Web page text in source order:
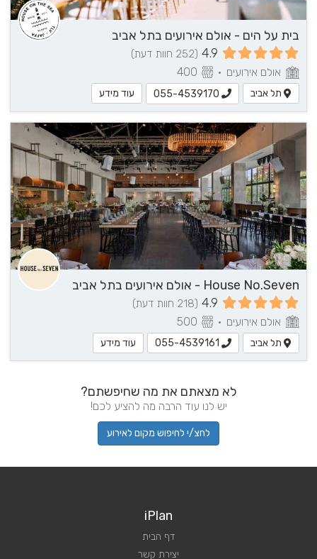
בית על הים - אולם אירועים בתל אביב
4.9 (252 חוות דעת)
אולם אירועים •
תל אביב 055-4539170 עוד מידע
House No.Seven - אולם אירועים בתל אביב
4.9 (218 חוות דעת)
אולם אירועים •
תל אביב 055-4539161 עוד מידע
לא מצאתם את מה שחיפשתם?
יש לנו עוד הרבה מה להציע לכם!
לחצ/י לחיפוש מקום לאירוע
iPlan
דף הבית
יצירת קשר